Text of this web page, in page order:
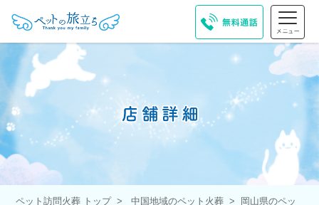
ペット訪問火葬 トップ 中国地域のペット火葬
岡山県のペッ